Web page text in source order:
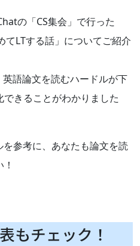
の「CS集会」で行った
てLTする話」についてご紹介
語論文を読むハードルが下
きることがわかりました
参考に、あなたも論文を読
もチェック！